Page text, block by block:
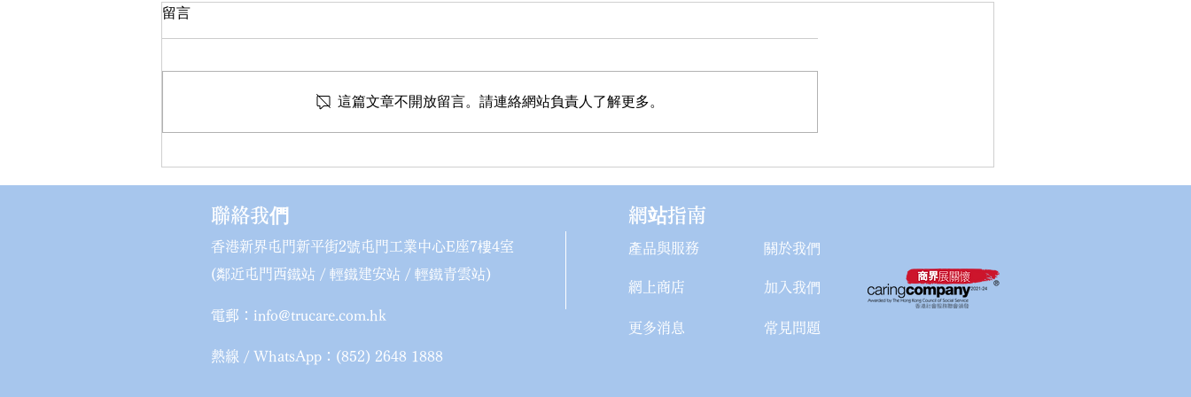
款上架💥
85折🔥
式登場🔥
留言
這篇文章不開放留言。請連絡網站負責人了解更多。
​聯絡我們
香港新界屯門新平街2號屯門工業中心E座7樓4室
(鄰近屯門西鐵站 / 輕鐵建安站 / 輕鐵青雲站)
電郵： info@trucare.com.hk
熱線 / WhatsApp：(852) 2648 1888
網站指南
產品與服務 關於我們
網上商店 加入我們
更多消息 常見問題